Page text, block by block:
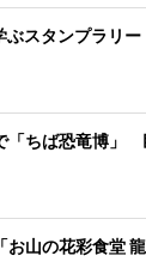
ぶスタンプラリ
「ちば恐竜博」
お山の花彩食堂